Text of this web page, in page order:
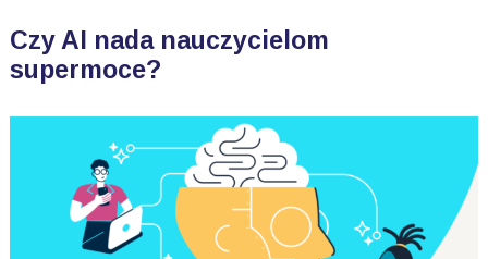
Czy AI nada nauczycielom
supermoce?